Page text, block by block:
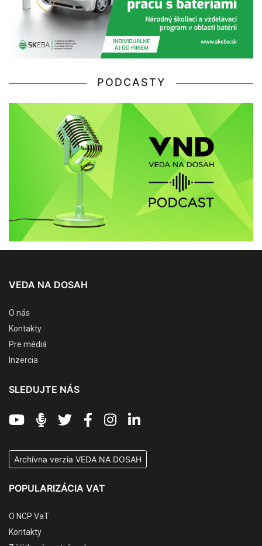
PODCASTY
VEDA NA DOSAH
O nás
Kontakty
Pre médiá
Inzercia
SLEDUJTE NÁS
Archívna verzia VEDA NA DOSAH
POPULARIZÁCIA VAT
O NCP VaT
Kontakty